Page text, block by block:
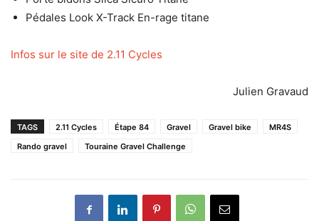
Pédales Look X-Track En-rage titane
Infos sur le site de 2.11 Cycles
Julien Gravaud
TAGS 2.11 Cycles Étape 84 Gravel Gravel bike
MR4S
Rando gravel
Touraine Gravel Challenge